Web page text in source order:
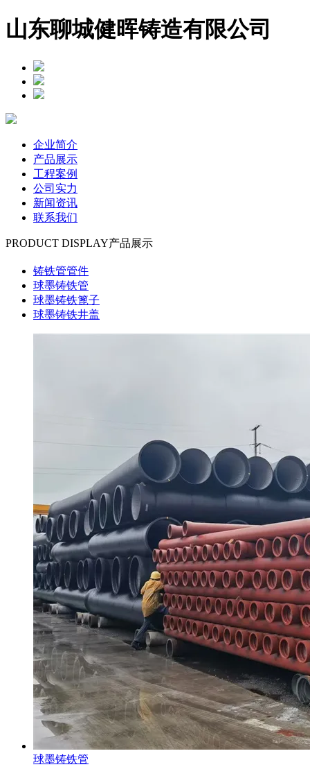
山东聊城健晖铸造有限公司
企业简介
产品展示
工程案例
公司实力
新闻资讯
联系我们
PRODUCT DISPLAY产品展示
铸铁管管件
球墨铸铁管
球墨铸铁篦子
球墨铸铁井盖
球墨铸铁管